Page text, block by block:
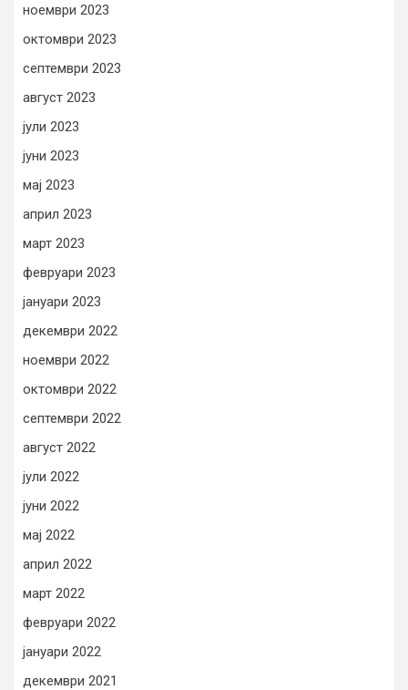
ноември 2023
октомври 2023
септември 2023
август 2023
јули 2023
јуни 2023
мај 2023
април 2023
март 2023
февруари 2023
јануари 2023
декември 2022
ноември 2022
октомври 2022
септември 2022
август 2022
јули 2022
јуни 2022
мај 2022
април 2022
март 2022
февруари 2022
јануари 2022
декември 2021